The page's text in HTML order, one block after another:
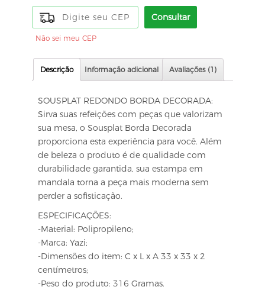
Consultar
Não sei meu CEP
Descrição Informação adicional Avaliações (1)
SOUSPLAT REDONDO BORDA DECORADA:
Sirva suas refeições com peças que valorizam
sua mesa, o Sousplat Borda Decorada
proporciona esta experiência para você. Além
de beleza o produto é de qualidade com
durabilidade garantida, sua estampa em
mandala torna a peça mais moderna sem
perder a sofisticação.
ESPECIFICAÇÕES:
-Material: Polipropileno;
-Marca: Yazi;
-Dimensões do item: C x L x A 33 x 33 x 2
centímetros;
-Peso do produto: 316 Gramas.